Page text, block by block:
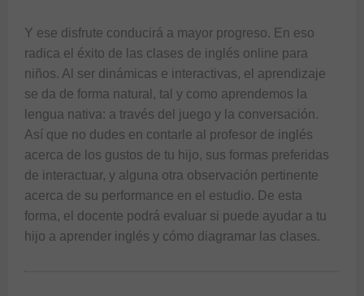
Y ese disfrute conducirá a mayor progreso. En eso
radica el éxito de las clases de inglés online para
niños. Al ser dinámicas e interactivas, el aprendizaje
se da de forma natural, tal y como aprendemos la
lengua nativa: a través del juego y la conversación.
Así que no dudes en contarle al profesor de inglés
acerca de los gustos de tu hijo, sus formas preferidas
de interactuar, y alguna otra observación pertinente
acerca de su performance en el estudio. De esta
forma, el docente podrá evaluar si puede ayudar a tu